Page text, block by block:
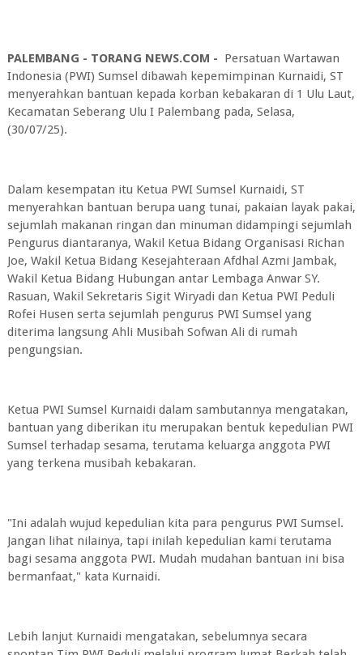
PALEMBANG - TORANG NEWS.COM - Persatuan Wartawan
Indonesia (PWI) Sumsel dibawah kepemimpinan Kurnaidi, ST
menyerahkan bantuan kepada korban kebakaran di 1 Ulu Laut,
Kecamatan Seberang Ulu I Palembang pada, Selasa,
(30/07/25).
Dalam kesempatan itu Ketua PWI Sumsel Kurnaidi, ST
menyerahkan bantuan berupa uang tunai, pakaian layak pakai,
sejumlah makanan ringan dan minuman didampingi sejumlah
Pengurus diantaranya, Wakil Ketua Bidang Organisasi Richan
Joe, Wakil Ketua Bidang Kesejahteraan Afdhal Azmi Jambak,
Wakil Ketua Bidang Hubungan antar Lembaga Anwar SY.
Rasuan, Wakil Sekretaris Sigit Wiryadi dan Ketua PWI Peduli
Rofei Husen serta sejumlah pengurus PWI Sumsel yang
diterima langsung Ahli Musibah Sofwan Ali di rumah
pengungsian.
Ketua PWI Sumsel Kurnaidi dalam sambutannya mengatakan,
bantuan yang diberikan itu merupakan bentuk kepedulian PWI
Sumsel terhadap sesama, terutama keluarga anggota PWI
yang terkena musibah kebakaran.
"Ini adalah wujud kepedulian kita para pengurus PWI Sumsel.
Jangan lihat nilainya, tapi inilah kepedulian kami terutama
bagi sesama anggota PWI. Mudah mudahan bantuan ini bisa
bermanfaat," kata Kurnaidi.
Lebih lanjut Kurnaidi mengatakan, sebelumnya secara